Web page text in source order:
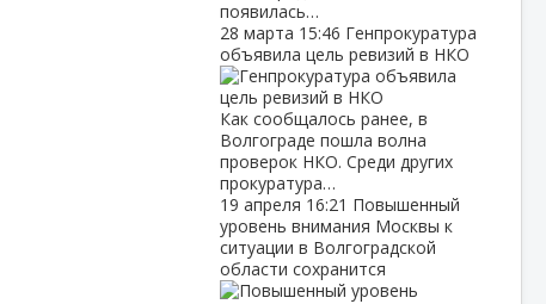
появилась…
28 марта 15:46 Генпрокуратура
объявила цель ревизий в НКО
Как сообщалось ранее, в
Волгограде пошла волна
проверок НКО. Среди других
прокуратура…
19 апреля 16:21 Повышенный
уровень внимания Москвы к
ситуации в Волгоградской
области сохранится